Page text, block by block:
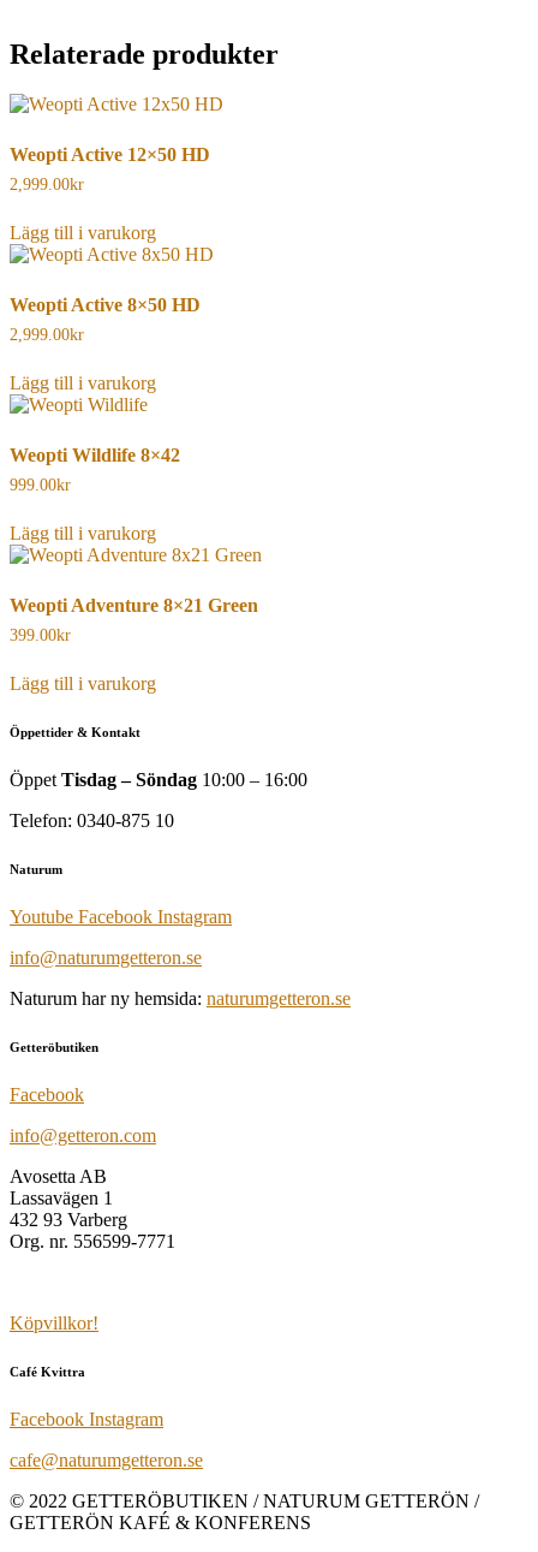
Relaterade produkter
Weopti Active 12×50 HD
2,999.00kr
Lägg till i varukorg
Weopti Active 8×50 HD
2,999.00kr
Lägg till i varukorg
Weopti Wildlife 8×42
999.00kr
Lägg till i varukorg
Weopti Adventure 8×21 Green
399.00kr
Lägg till i varukorg
Öppettider & Kontakt
Öppet Tisdag – Söndag 10:00 – 16:00
Telefon: 0340-875 10
Naturum
Youtube Facebook Instagram
info@naturumgetteron.se
Naturum har ny hemsida: naturumgetteron.se
Getteröbutiken
Facebook
info@getteron.com
Avosetta AB
Lassavägen 1
432 93 Varberg
Org. nr. 556599-7771
Köpvillkor!
Café Kvittra
Facebook Instagram
cafe@naturumgetteron.se
© 2022 GETTERÖBUTIKEN / NATURUM GETTERÖN /
GETTERÖN KAFÉ & KONFERENS